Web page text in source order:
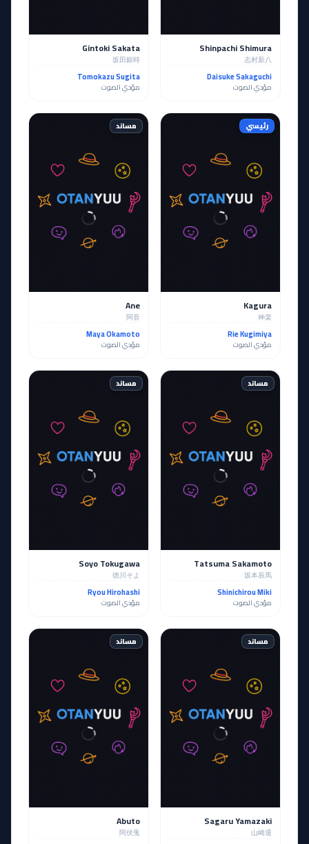
Shinpachi Shimura
志村新八
Daisuke Sakaguchi
مؤدي الصوت
Gintoki Sakata
坂田銀時
Tomokazu Sugita
مؤدي الصوت
رئيسي
Kagura
神楽
Rie Kugimiya
مؤدي الصوت
مساند
Ane
阿音
Maya Okamoto
مؤدي الصوت
مساند
Tatsuma Sakamoto
坂本辰馬
Shinichirou Miki
مؤدي الصوت
مساند
Soyo Tokugawa
徳川そよ
Ryou Hirohashi
مؤدي الصوت
مساند
Sagaru Yamazaki
山崎退
مساند
Abuto
阿伏兎